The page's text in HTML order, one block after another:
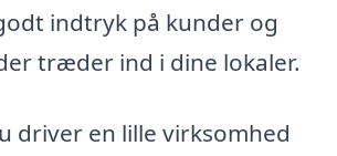
indtryk på kunder og
træder ind i dine lokaler.
driver en lille virksomhed